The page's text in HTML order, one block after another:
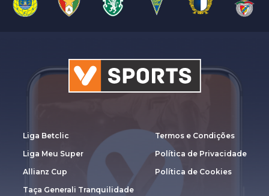
Liga Betclic
Liga Meu Super
Allianz Cup
Taça Generali Tranquilidade
Termos e Condições
Política de Privacidade
Política de Cookies